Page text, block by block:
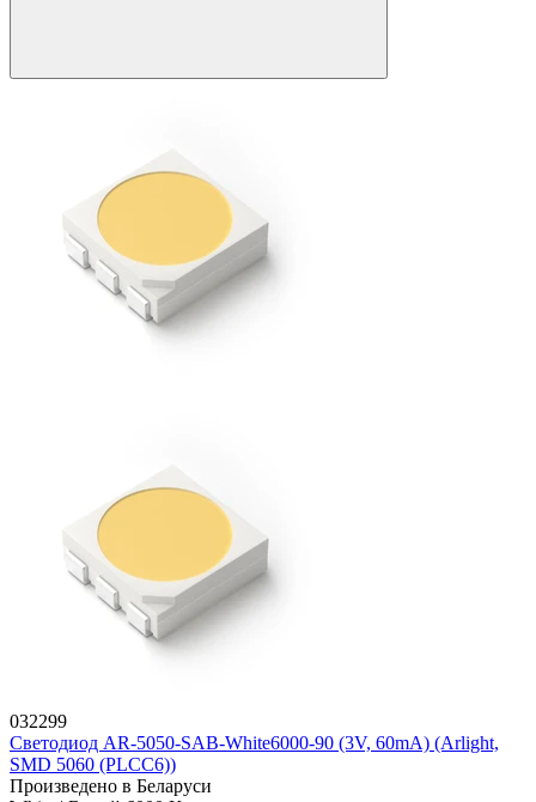
032299
Светодиод AR-5050-SAB-White6000-90 (3V, 60mA) (Arlight,
SMD 5060 (PLCC6))
Произведено в Беларуси